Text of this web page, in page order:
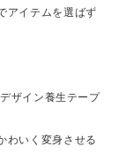
アイテムを選ばず
ザイン養生テープ
わいく変身させる